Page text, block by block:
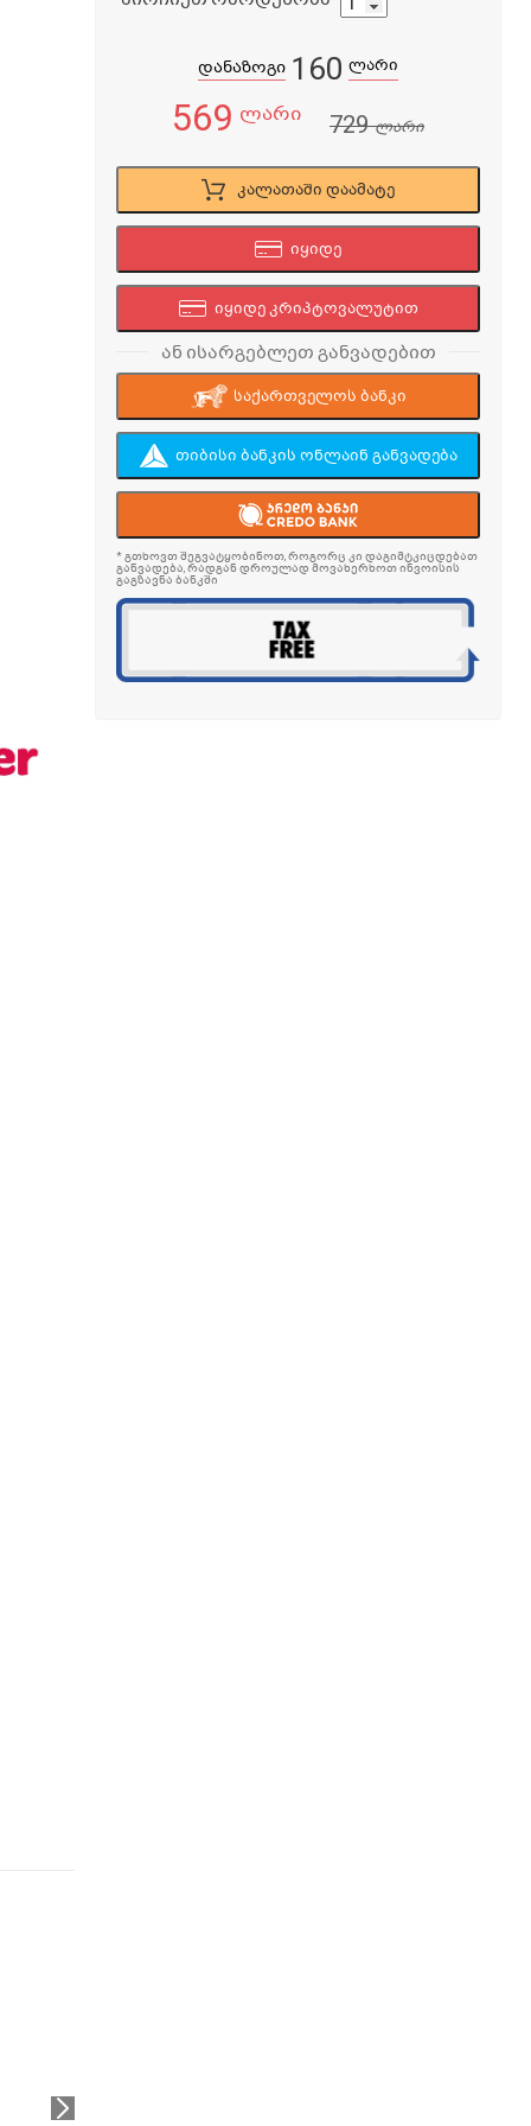
დანაზოგი 160 ლარი
569 ლარი 729ლარი
კალათაში დაამატე
იყიდე
იყიდე კრიპტოვალუტით
ან ისარგებლეთ განვადებით
საქართველოს ბანკი
თიბისი ბანკის ონლაინ განვადება
* გთხოვთ შეგვატყობინოთ, როგორც კი დაგიმტკიცდებათ
განვადება, რადგან დროულად მოვახერხოთ ინვოისის
გაგზავნა ბანკში